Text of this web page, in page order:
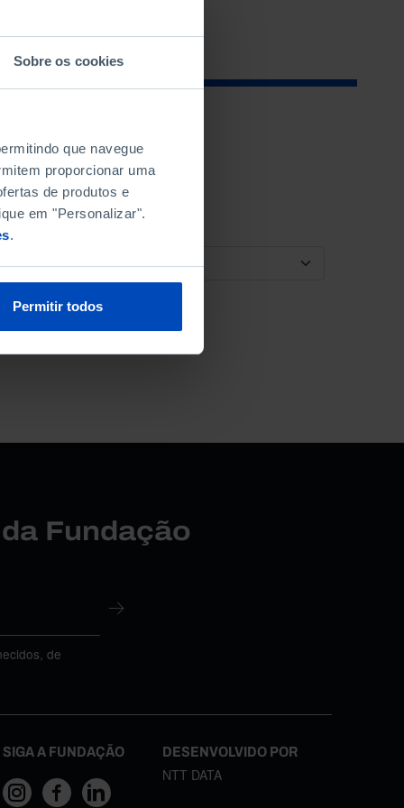
Sobre os cookies
que navegue
proporcionar uma
de produtos e
em "Personalizar".
.
Permitir todos
ORDENAR POR
Fundação
de
SIGA A FUNDAÇÃO DESENVOLVIDO POR
NTT DATA